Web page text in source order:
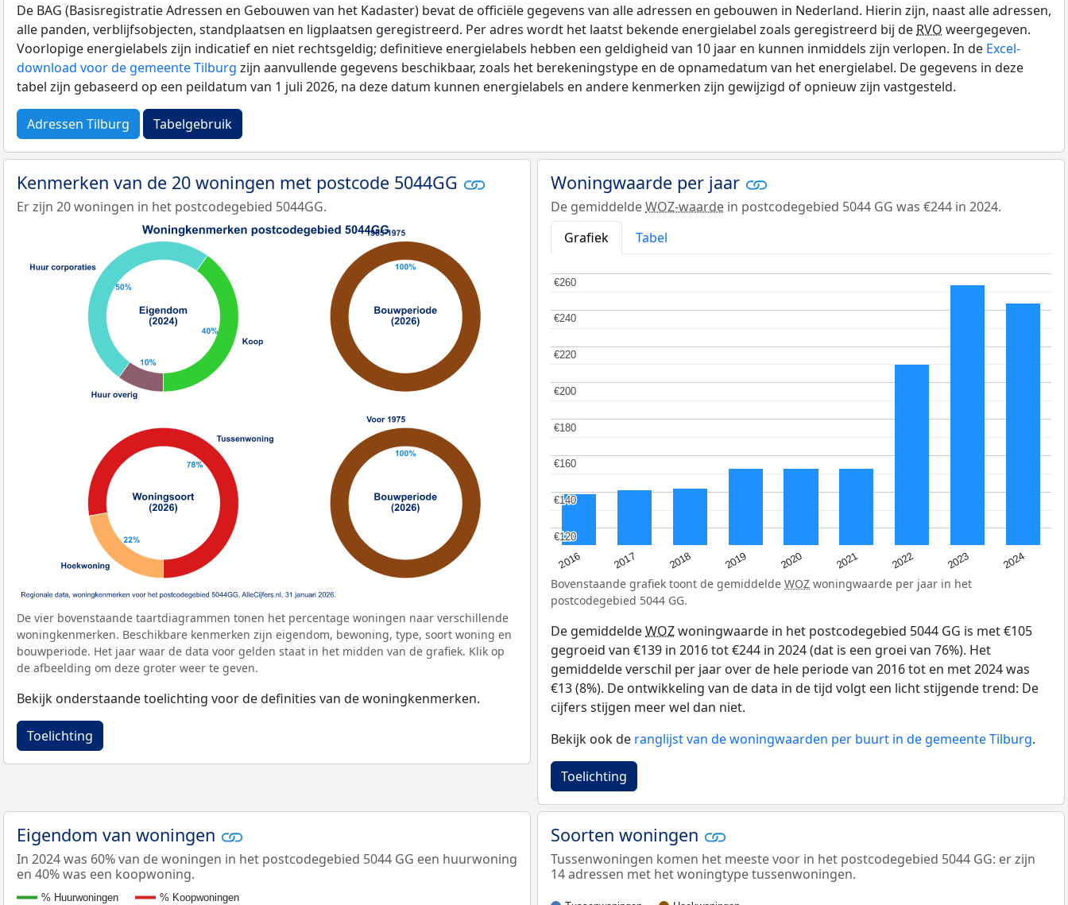
De BAG (Basisregistratie Adressen en Gebouwen van het Kadaster) bevat de officiële gegevens van alle adressen en gebouwen in Nederland. Hierin zijn, naast alle adressen,
alle panden, verblijfsobjecten, standplaatsen en ligplaatsen geregistreerd. Per adres wordt het laatst bekende energielabel zoals geregistreerd bij de RVO weergegeven.
Voorlopige energielabels zijn indicatief en niet rechtsgeldig; definitieve energielabels hebben een geldigheid van 10 jaar en kunnen inmiddels zijn verlopen. In de Excel-
download voor de gemeente Tilburg zijn aanvullende gegevens beschikbaar, zoals het berekeningstype en de opnamedatum van het energielabel. De gegevens in deze
tabel zijn gebaseerd op een peildatum van 1 juli 2026, na deze datum kunnen energielabels en andere kenmerken zijn gewijzigd of opnieuw zijn vastgesteld.
Adressen Tilburg Tabelgebruik
Kenmerken van de 20 woningen met postcode 5044GG
Er zijn 20 woningen in het postcodegebied 5044GG.
De vier bovenstaande taartdiagrammen tonen het percentage woningen naar verschillende
woningkenmerken. Beschikbare kenmerken zijn eigendom, bewoning, type, soort woning en
bouwperiode. Het jaar waar de data voor gelden staat in het midden van de grafiek. Klik op
de afbeelding om deze groter weer te geven.
Bekijk onderstaande toelichting voor de definities van de woningkenmerken.
Toelichting
Woningwaarde per jaar
De gemiddeldeWOZ-waarde in postcodegebied 5044 GG was €244 in 2024.
Grafiek
Tabel
2016 2017 2018 2019 2020 2021 2022 2023 2024
€120
€120
€140
€140
€160
€160
€180
€180
€200
€200
€220
€220
€240
€240
€260
€260
Bovenstaande grafiek toont de gemiddelde WOZ woningwaarde per jaar in het
postcodegebied 5044 GG.
De gemiddeldeWOZwoningwaarde in het postcodegebied 5044 GG is met €105
gegroeid van €139 in 2016 tot €244 in 2024 (dat is een groei van 76%). Het
gemiddelde verschil per jaar over de hele periode van 2016 tot en met 2024 was
€13 (8%). De ontwikkeling van de data in de tijd volgt een licht stijgende trend: De
cijfers stijgen meer wel dan niet.
Bekijk ook de ranglijst van de woningwaarden per buurt in de gemeente Tilburg.
Toelichting
Eigendom van woningen
In 2024 was 60% van de woningen in het postcodegebied 5044 GG een huurwoning
en 40% was een koopwoning.
% Huurwoningen % Koopwoningen
Soorten woningen
Tussenwoningen komen het meeste voor in het postcodegebied 5044 GG: er zijn
14 adressen met het woningtype tussenwoningen.